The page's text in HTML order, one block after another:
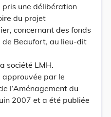
une délibération
du projet
concernant des fonds
de Beaufort, au lieu-dit
société LMH.
par le
l’Aménagement du
2007 et a été publiée